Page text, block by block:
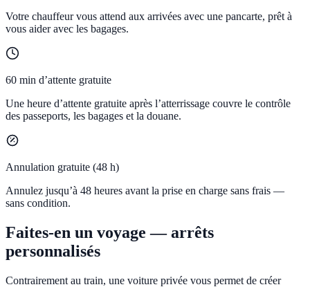
Votre chauffeur vous attend aux arrivées avec une pancarte, prêt à
vous aider avec les bagages.
60 min d’attente gratuite
Une heure d’attente gratuite après l’atterrissage couvre le contrôle
des passeports, les bagages et la douane.
Annulation gratuite (48 h)
Annulez jusqu’à 48 heures avant la prise en charge sans frais —
sans condition.
Faites-en un voyage — arrêts
personnalisés
Contrairement au train, une voiture privée vous permet de créer